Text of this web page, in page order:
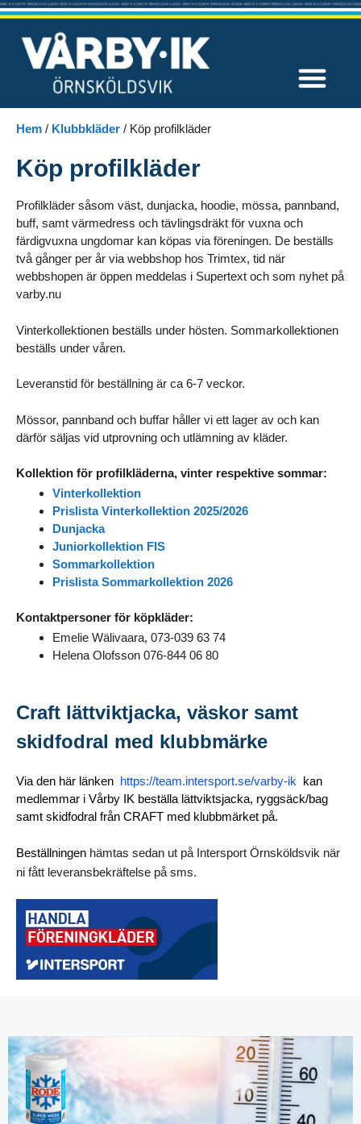
Hem / Klubbkläder / Köp profilkläder
Köp profilkläder
Profilkläder såsom väst, dunjacka, hoodie, mössa, pannband,
buff, samt värmedress och tävlingsdräkt för vuxna och
färdigvuxna ungdomar kan köpas via föreningen. De beställs
två gånger per år via webbshop hos Trimtex, tid när
webbshopen är öppen meddelas i Supertext och som nyhet på
varby.nu
Vinterkollektionen beställs under hösten. Sommarkollektionen
beställs under våren.
Leveranstid för beställning är ca 6-7 veckor.
Mössor, pannband och buffar håller vi ett lager av och kan
därför säljas vid utprovning och utlämning av kläder.
Kollektion för profilkläderna, vinter respektive sommar:
Vinterkollektion
Prislista Vinterkollektion 2025/2026
Dunjacka
Juniorkollektion FIS
Sommarkollektion
Prislista Sommarkollektion 2026
Kontaktpersoner för köpkläder:
Emelie Wälivaara, 073-039 63 74
Helena Olofsson 076-844 06 80
Craft lättviktjacka, väskor samt
skidfodral med klubbmärke
Via den här länken https://team.intersport.se/varby-ik kan
medlemmar i Vårby IK beställa lättviktsjacka, ryggsäck/bag
samt skidfodral från CRAFT med klubbmärket på.
Beställningen hämtas sedan ut på Intersport Örnsköldsvik när
ni fått leveransbekräftelse på sms.